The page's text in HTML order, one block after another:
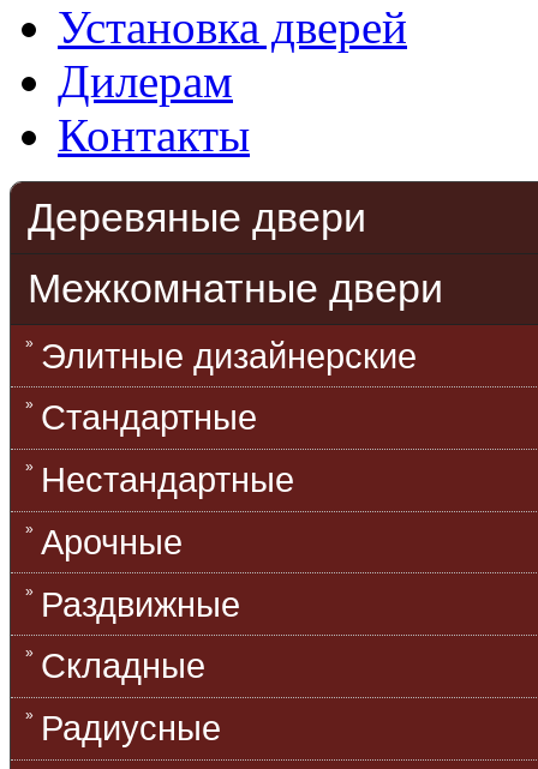
Установка дверей
Дилерам
Контакты
Деревяные двери
Межкомнатные двери
Элитные дизайнерские
Стандартные
Нестандартные
Арочные
Раздвижные
Складные
Радиусные